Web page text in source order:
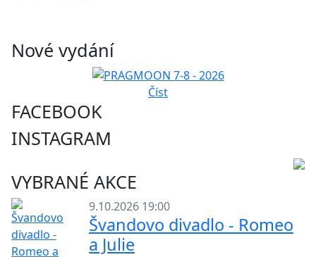
Nové vydání
Číst
FACEBOOK
INSTAGRAM
VYBRANÉ AKCE
9.10.2026 19:00
Švandovo divadlo - Romeo
a Julie